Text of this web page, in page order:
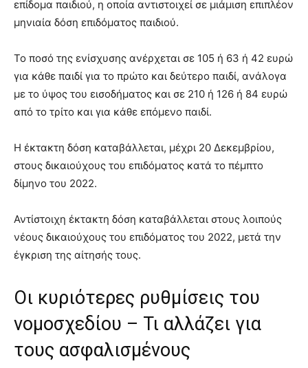
επίδομα παιδιού, η οποία αντιστοιχεί σε μιάμιση επιπλέον
μηνιαία δόση επιδόματος παιδιού.
Το ποσό της ενίσχυσης ανέρχεται σε 105 ή 63 ή 42 ευρώ
για κάθε παιδί για το πρώτο και δεύτερο παιδί, ανάλογα
με το ύψος του εισοδήματος και σε 210 ή 126 ή 84 ευρώ
από το τρίτο και για κάθε επόμενο παιδί.
Η έκτακτη δόση καταβάλλεται, μέχρι 20 Δεκεμβρίου,
στους δικαιούχους του επιδόματος κατά το πέμπτο
δίμηνο του 2022.
Αντίστοιχη έκτακτη δόση καταβάλλεται στους λοιπούς
νέους δικαιούχους του επιδόματος του 2022, μετά την
έγκριση της αίτησής τους.
Οι κυριότερες ρυθμίσεις του
νομοσχεδίου – Τι αλλάζει για
τους ασφαλισμένους